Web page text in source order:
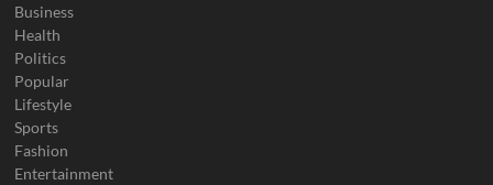
Business
Health
Politics
Popular
Lifestyle
Sports
Fashion
Entertainment